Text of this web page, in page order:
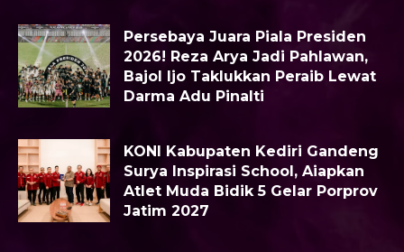
Persebaya Juara Piala Presiden
2026! Reza Arya Jadi Pahlawan,
Bajol Ijo Taklukkan Peraib Lewat
Darma Adu Pinalti
KONI Kabupaten Kediri Gandeng
Surya Inspirasi School, Aiapkan
Atlet Muda Bidik 5 Gelar Porprov
Jatim 2027